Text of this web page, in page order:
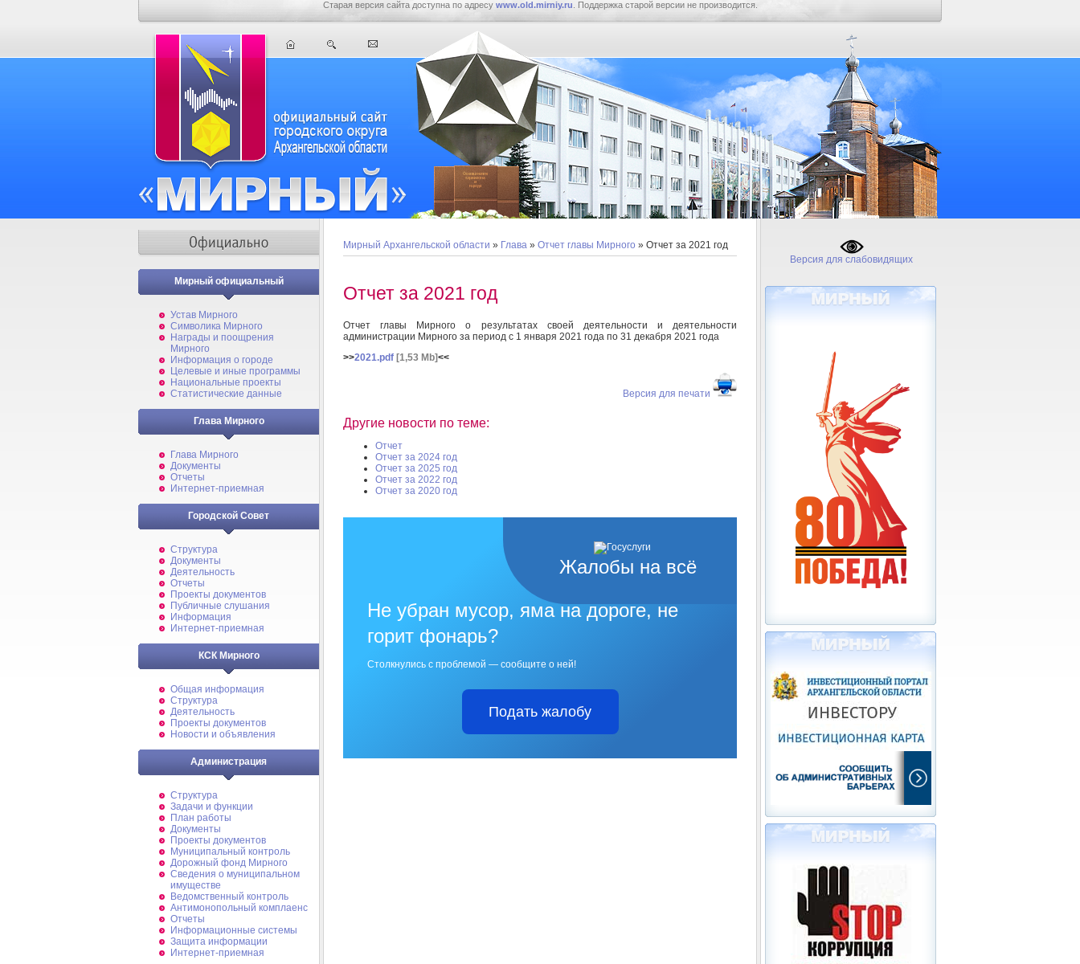
Старая версия сайта доступна по адресу www.old.mirniy.ru . Поддержка старой версии не производится.
Мирный официальный
Устав Мирного
Символика Мирного
Награды и поощрения
Мирного
Информация о городе
Целевые и иные программы
Национальные проекты
Статистические данные
Глава Мирного
Глава Мирного
Документы
Отчеты
Интернет-приемная
Городской Совет
Структура
Документы
Деятельность
Отчеты
Проекты документов
Публичные слушания
Информация
Интернет-приемная
КСК Мирного
Общая информация
Структура
Деятельность
Проекты документов
Новости и объявления
Администрация
Структура
Задачи и функции
План работы
Документы
Проекты документов
Муниципальный контроль
Дорожный фонд Мирного
Cведения о муниципальном
имуществе
Ведомственный контроль
Антимонопольный комплаенс
Отчеты
Информационные системы
Защита информации
Интернет-приемная
Мирный Архангельской области » Глава » Отчет главы Мирного » Отчет за 2021 год
Отчет за 2021 год
Отчет главы Мирного о результатах своей деятельности и деятельности
администрации Мирного за период с 1 января 2021 года по 31 декабря 2021 года
>>2021.pdf [1,53 Mb]<<
Версия для печати
Другие новости по теме:
Отчет
Отчет за 2024 год
Отчет за 2025 год
Отчет за 2022 год
Отчет за 2020 год
Жалобы на всё
Не убран мусор, яма на дороге, не
горит фонарь?
Столкнулись с проблемой — сообщите о ней!
Подать жалобу
Версия для слабовидящих